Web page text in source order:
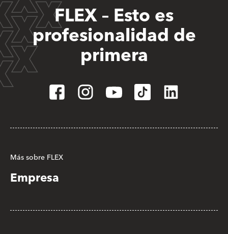
FLEX – Esto es
profesionalidad de
primera
Más sobre FLEX
Empresa